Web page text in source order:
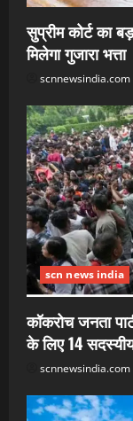
सुप्रीम कोर्ट का
मिलेगा गुजारा भत्ता
scnnewsindia.com
scn news india
कॉकरोच जनता
के लिए 14
scnnewsindia.com